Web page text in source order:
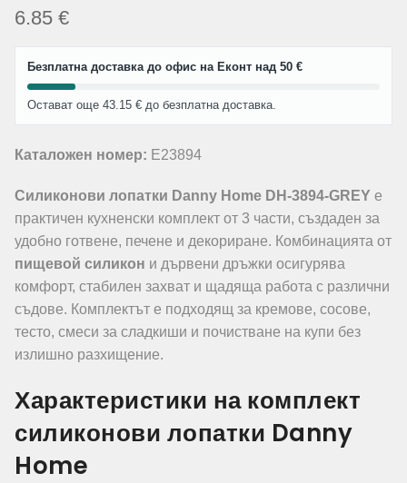
6.85 €
Безплатна доставка до офис на Еконт над 50 €
Остават още 43.15 € до безплатна доставка.
Каталожен номер: E23894
Силиконови лопатки Danny Home DH-3894-GREY е
практичен кухненски комплект от 3 части, създаден за
удобно готвене, печене и декориране. Комбинацията от
пищевой силикон и дървени дръжки осигурява
комфорт, стабилен захват и щадяща работа с различни
съдове. Комплектът е подходящ за кремове, сосове,
тесто, смеси за сладкиши и почистване на купи без
излишно разхищение.
Характеристики на комплект
силиконови лопатки Danny
Home